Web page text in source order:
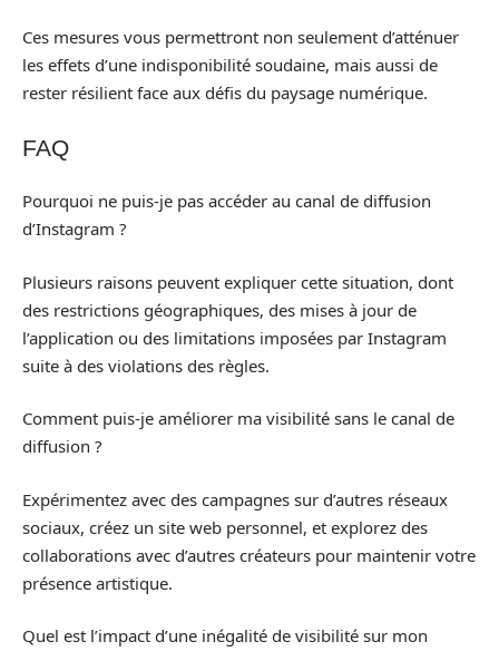
Ces mesures vous permettront non seulement d’atténuer
les effets d’une indisponibilité soudaine, mais aussi de
rester résilient face aux défis du paysage numérique.
FAQ
Pourquoi ne puis-je pas accéder au canal de diffusion
d’Instagram ?
Plusieurs raisons peuvent expliquer cette situation, dont
des restrictions géographiques, des mises à jour de
l’application ou des limitations imposées par Instagram
suite à des violations des règles.
Comment puis-je améliorer ma visibilité sans le canal de
diffusion ?
Expérimentez avec des campagnes sur d’autres réseaux
sociaux, créez un site web personnel, et explorez des
collaborations avec d’autres créateurs pour maintenir votre
présence artistique.
Quel est l’impact d’une inégalité de visibilité sur mon